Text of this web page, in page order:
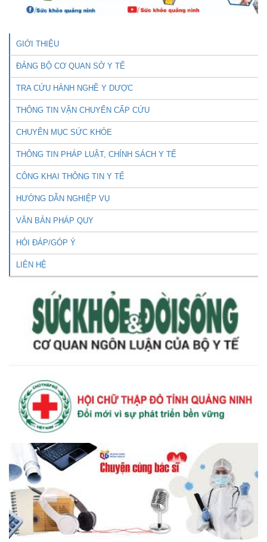
GIỚI THIỆU
ĐẢNG BỘ CƠ QUAN SỞ Y TẾ
TRA CỨU HÀNH NGHỀ Y DƯỢC
THÔNG TIN VẬN CHUYỂN CẤP CỨU
CHUYÊN MỤC SỨC KHỎE
THÔNG TIN PHÁP LUẬT, CHÍNH SÁCH Y TẾ
CÔNG KHAI THÔNG TIN Y TẾ
HƯỚNG DẪN NGHIỆP VỤ
VĂN BẢN PHÁP QUY
HỎI ĐÁP/GÓP Ý
LIÊN HỆ